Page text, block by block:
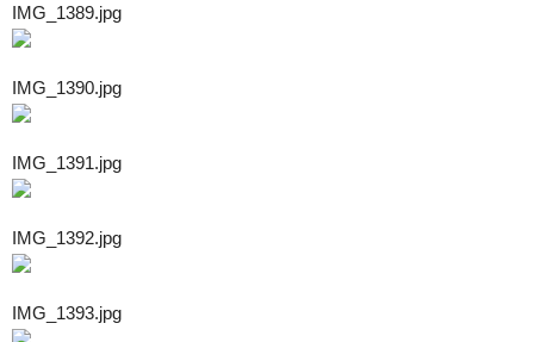
IMG_1389.jpg
IMG_1390.jpg
IMG_1391.jpg
IMG_1392.jpg
IMG_1393.jpg